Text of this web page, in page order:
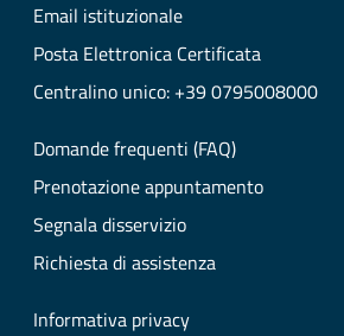
Email istituzionale
Posta Elettronica Certificata
Centralino unico: +39 0795008000
Domande frequenti (FAQ)
Prenotazione appuntamento
Segnala disservizio
Richiesta di assistenza
Informativa privacy